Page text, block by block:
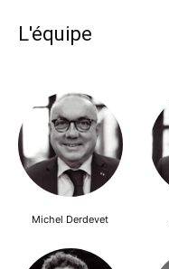
L'équipe
Michel Derdevet